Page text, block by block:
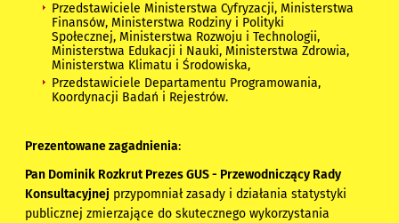
Przedstawiciele Ministerstwa Cyfryzacji, Ministerstwa
Finansów, Ministerstwa Rodziny i Polityki
Społecznej, Ministerstwa Rozwoju i Technologii,
Ministerstwa Edukacji i Nauki, Ministerstwa Zdrowia,
Ministerstwa Klimatu i Środowiska,
Przedstawiciele Departamentu Programowania,
Koordynacji Badań i Rejestrów.
Prezentowane zagadnienia:
Pan Dominik Rozkrut Prezes GUS - Przewodniczący Rady
Konsultacyjnej przypomniał zasady i działania statystyki
publicznej zmierzające do skutecznego wykorzystania